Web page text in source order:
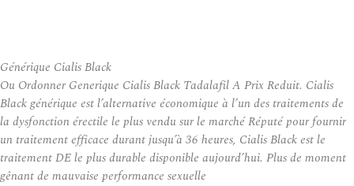
Générique Cialis Black
Ou Ordonner Generique Cialis Black Tadalafil A Prix Reduit. Cialis
Black générique est l’alternative économique à l’un des traitements de
la dysfonction érectile le plus vendu sur le marché Réputé pour fournir
un traitement efficace durant jusqu’à 36 heures, Cialis Black est le
traitement DE le plus durable disponible aujourd’hui. Plus de moment
gênant de mauvaise performance sexuelle